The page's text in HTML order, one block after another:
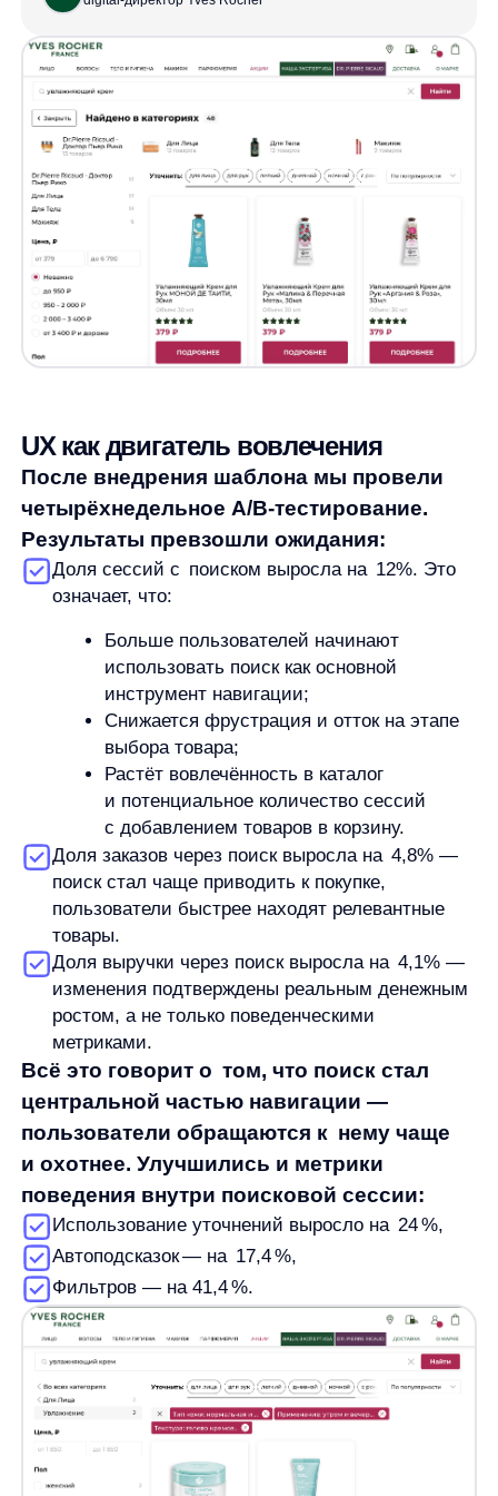
UX как двигатель вовлечения
После внедрения шаблона мы провели
четырёхнедельное A/B‑тестирование.
Результаты превзошли ожидания:
Доля сессий с поиском выросла на 12%. Это
означает, что:
Больше пользователей начинают
использовать поиск как основной
инструмент навигации;
и потенциальное количество сессий
с добавлением товаров в корзину .
Доля заказов через поиск выросла на 4,8% —
поиск стал чаще приводить к покупке,
пользователи быстрее находят релевантные
товары.
Доля выручки через поиск выросла на 4,1% —
ростом, а не только поведенческими
центральной частью навигации —
пользователи обращаются к нему чаще
и охотнее. Улучшились и метрики
поведения внутри поисковой сессии:
Использование уточнений выросло на 24 %,
Автоподсказок — на 17,4 %,
Фильтров — на 41,4 %.
Эти цифры говорят сами за себя: посетители
стали активнее исследовать каталог, пробовать
фильтры, уточнять формулировки и находить
товары, соответствующие их запросу. Поиск
превратился в интерактивный инструмент
исследования ассортимента, который влияет
на ключевые показатели.
«Мы видим, что запросы стали длиннее, более
естественными. Люди общаются с поиском как
с консультантом »
Никита Запорожец
aккаунт-менеджер компании any